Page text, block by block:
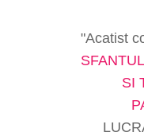
"Acatist
SI